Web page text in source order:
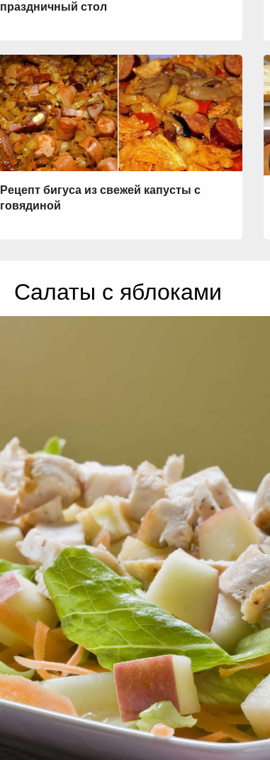
праздничный стол
Рецепт бигуса из свежей капусты с
говядиной
Салаты с яблоками